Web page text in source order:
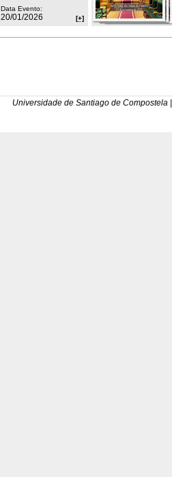
Data Evento:
20/01/2026 [+]
Universidade de Santiago de